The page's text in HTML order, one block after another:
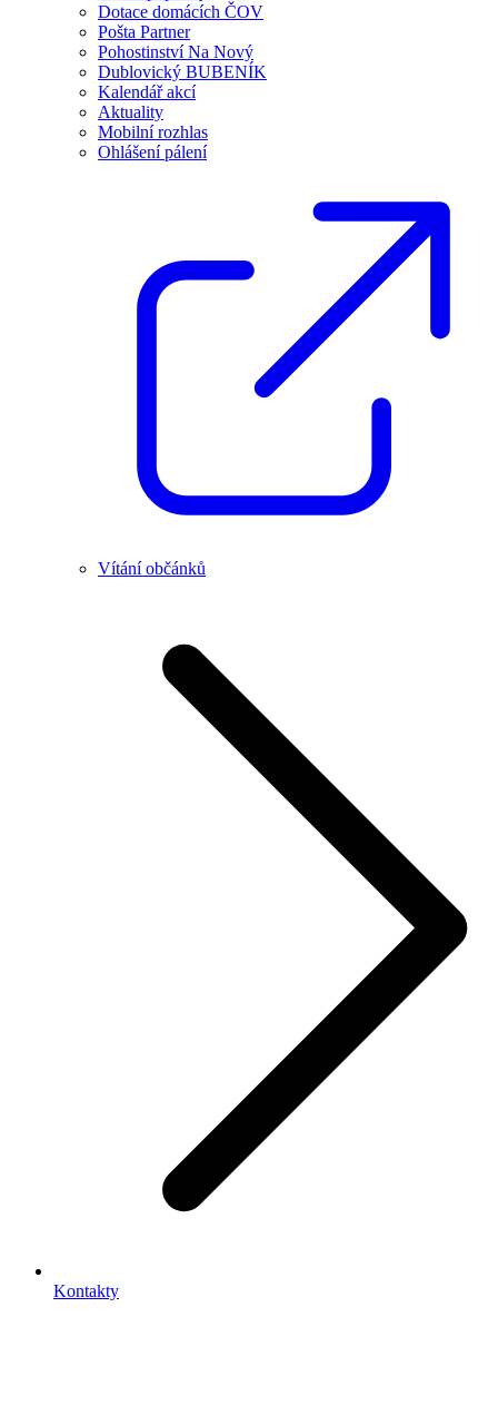
Dotace domácích ČOV
Pošta Partner
Pohostinství Na Nový
Dublovický BUBENÍK
Kalendář akcí
Aktuality
Mobilní rozhlas
Ohlášení pálení
Vítání občánků
Kontakty